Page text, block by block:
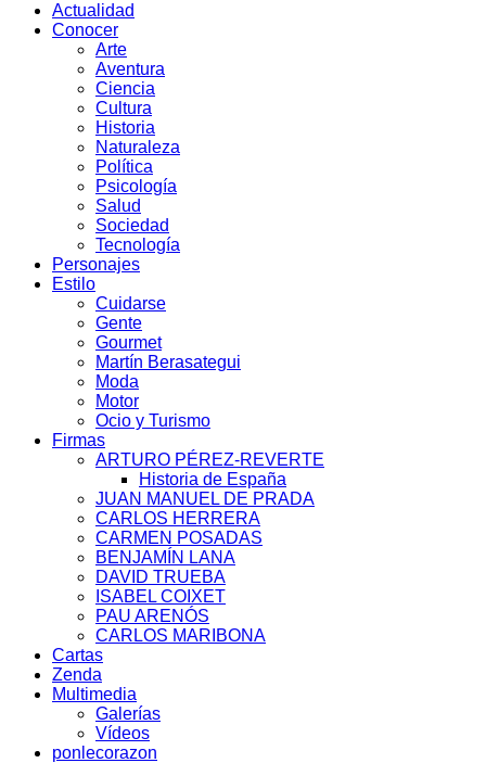
Actualidad
Conocer
Arte
Aventura
Ciencia
Cultura
Historia
Naturaleza
Política
Psicología
Salud
Sociedad
Tecnología
Personajes
Estilo
Cuidarse
Gente
Gourmet
Martín Berasategui
Moda
Motor
Ocio y Turismo
Firmas
ARTURO PÉREZ-REVERTE
Historia de España
JUAN MANUEL DE PRADA
CARLOS HERRERA
CARMEN POSADAS
BENJAMÍN LANA
DAVID TRUEBA
ISABEL COIXET
PAU ARENÓS
CARLOS MARIBONA
Cartas
Zenda
Multimedia
Galerías
Vídeos
ponlecorazon